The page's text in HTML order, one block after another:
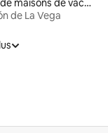
Locations de maisons de vacances
de La Vega